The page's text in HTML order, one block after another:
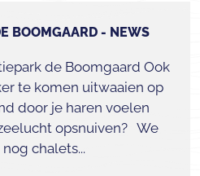
BOOMGAARD - NEWS
de Boomgaard Ook
te komen uitwaaien op
door je haren voelen
opsnuiven? We
chalets...